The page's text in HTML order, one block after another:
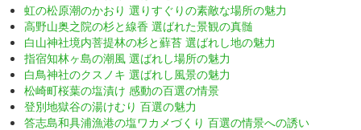
虹の松原潮のかおり 選りすぐりの素敵な場所の魅力
高野山奥之院の杉と線香 選ばれた景観の真髄
白山神社境内菩提林の杉と蘚苔 選ばれし地の魅力
指宿知林ヶ島の潮風 選ばれし場所の魅力
白鳥神社のクスノキ 選ばれし風景の魅力
松崎町桜葉の塩漬け 感動の百選の情景
登別地獄谷の湯けむり 百選の魅力
答志島和具浦漁港の塩ワカメづくり 百選の情景への誘い